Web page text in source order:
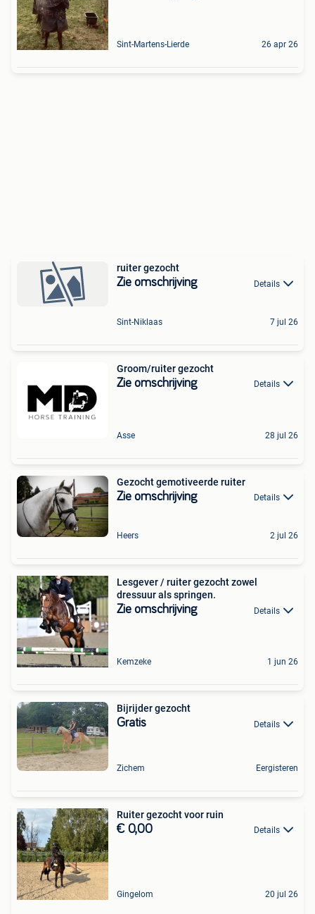
Sint-Martens-Lierde 26 apr 26
ruiter gezocht
Zie omschrijving Details
Sint-Niklaas 7 jul 26
Groom/ruiter gezocht
Zie omschrijving Details
Asse 28 jul 26
Gezocht gemotiveerde ruiter
Zie omschrijving Details
Heers 2 jul 26
Lesgever / ruiter gezocht zowel
dressuur als springen.
Zie omschrijving Details
Kemzeke 1 jun 26
Bijrijder gezocht
Gratis Details
Zichem Eergisteren
Ruiter gezocht voor ruin
€ 0,00 Details
Gingelom 20 jul 26